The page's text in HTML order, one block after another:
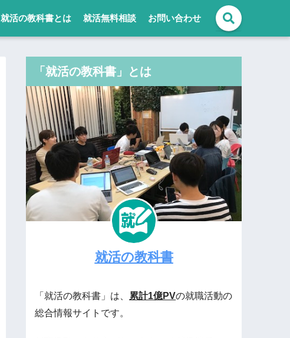
就活の教科書とは 就活無料相談 お問い合わせ
「就活の教科書」とは
就活の教科書
「就活の教科書」は、 累計1億PVの就職活動の
総合情報サイトです。